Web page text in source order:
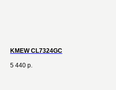
KMEW CL7324GC
5 440 р.